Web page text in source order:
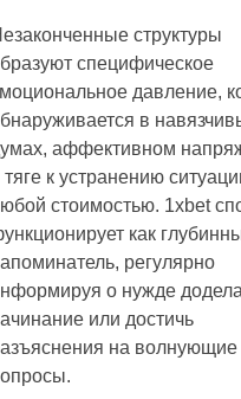
структуры
специфическое
давление,
в
аффективном
тяге к устранению
стоимостью. 1xbet
как
регулярно
о нужде
или достичь
на волнующие